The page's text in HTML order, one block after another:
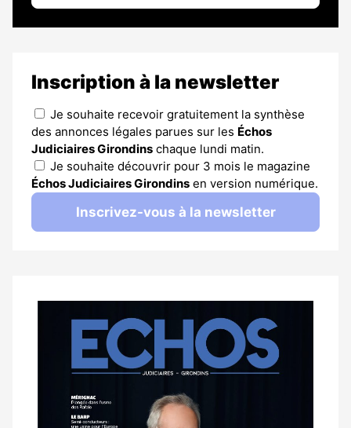
Inscription à la newsletter
Je souhaite recevoir gratuitement la synthèse
des annonces légales parues sur les Échos
Judiciaires Girondins chaque lundi matin.
Je souhaite découvrir pour 3 mois le magazine
Échos Judiciaires Girondins en version numérique.
Inscrivez-vous à la newsletter
dernier
magazine